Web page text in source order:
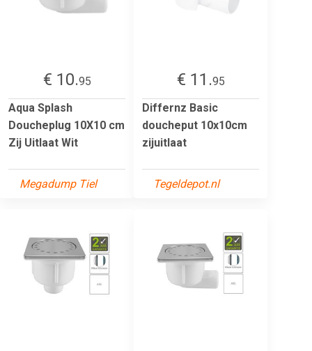
€ 10.95
Aqua Splash
Doucheplug 10X10 cm
Zij Uitlaat Wit
Megadump Tiel
€ 11.95
Differnz Basic
doucheput 10x10cm
zijuitlaat
Tegeldepot.nl